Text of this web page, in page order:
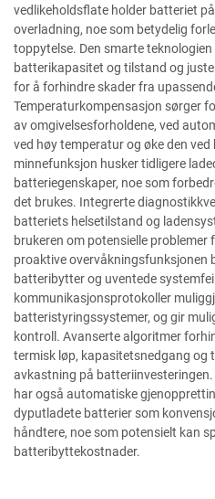
vedlikeholdsflate holder batteriet
overladning, noe som betydelig
toppytelse. Den smarte
batterikapasitet og tilstand og
for å forhindre skader fra
Temperaturkompensasjon sørger
av omgivelsesforholdene, ved
ved høy temperatur og øke den
minnefunksjon husker tidligere
batteriegenskaper, noe som
det brukes. Integrerte
batteriets helsetilstand og
brukeren om potensielle problemer
proaktive overvåkningsfunksjonen
batteribytter og uventede
kommunikasjonsprotokoller
batteristyringssystemer, og gir
kontroll. Avanserte algoritmer
termisk løp, kapasitetsnedgang og
avkastning på
har også automatiske
dyputladete batterier som
håndtere, noe som potensielt kan
batteribyttekostnader.